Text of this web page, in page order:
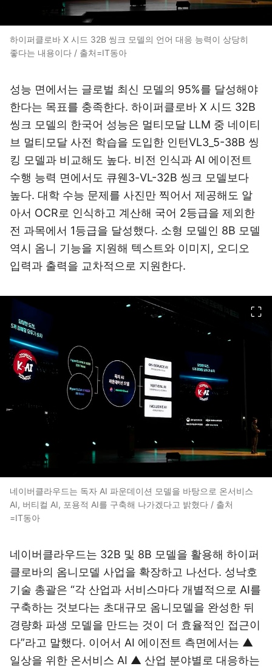
하이퍼클로바 X 시드 32B 씽크 모델의 언어 대응 능력이 상당히
좋다는 내용이다 / 출처=IT동아
성능 면에서는 글로벌 최신 모델의 95%를 달성해야
한다는 목표를 충족한다. 하이퍼클로바 X 시드 32B
씽크 모델의 한국어 성능은 멀티모달 LLM 중 네이티
브 멀티모달 사전 학습을 도입한 인턴VL3_5-38B 씽
킹 모델과 비교해도 높다. 비전 인식과 AI 에이전트
수행 능력 면에서도 큐웬3-VL-32B 씽크 모델보다
높다. 대학 수능 문제를 사진만 찍어서 제공해도 알
아서 OCR로 인식하고 계산해 국어 2등급을 제외한
전 과목에서 1등급을 달성했다. 소형 모델인 8B 모델
역시 옴니 기능을 지원해 텍스트와 이미지, 오디오
입력과 출력을 교차적으로 지원한다.
네이버클라우드는 독자 AI 파운데이션 모델을 바탕으로 온서비스
AI, 버티컬 AI, 포용적 AI를 구축해 나가겠다고 밝혔다 / 출처
=IT동아
네이버클라우드는 32B 및 8B 모델을 활용해 하이퍼
클로바의 옴니모델 사업을 확장하고 나선다. 성낙호
기술 총괄은 “각 산업과 서비스마다 개별적으로 AI를
구축하는 것보다는 초대규모 옴니모델을 완성한 뒤
경량화 파생 모델을 만드는 것이 더 효율적인 접근이
다”라고 말했다. 이어서 AI 에이전트 측면에서는 ▲
일상을 위한 온서비스 AI ▲ 산업 분야별로 대응하는